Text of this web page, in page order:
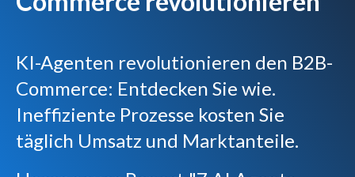
KI-Agenten revolutionieren den B2B-
Commerce: Entdecken Sie wie.
Ineffiziente Prozesse kosten Sie
täglich Umsatz und Marktanteile.